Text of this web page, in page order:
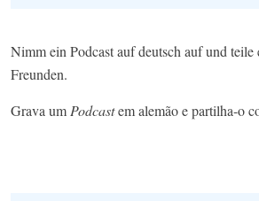
Nimm ein Podcast auf deutsch auf und teile
Freunden.
Grava um Podcastem alemão e partilha-o